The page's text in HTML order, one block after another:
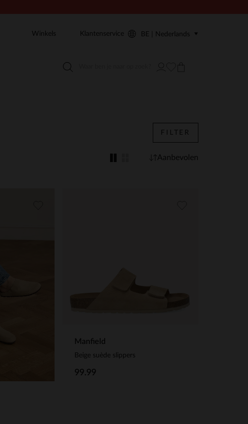
Winkels Klantenservice BE | Nederlands
FILTER
Aanbevolen
Manfield
Beige suède slippers
99.99